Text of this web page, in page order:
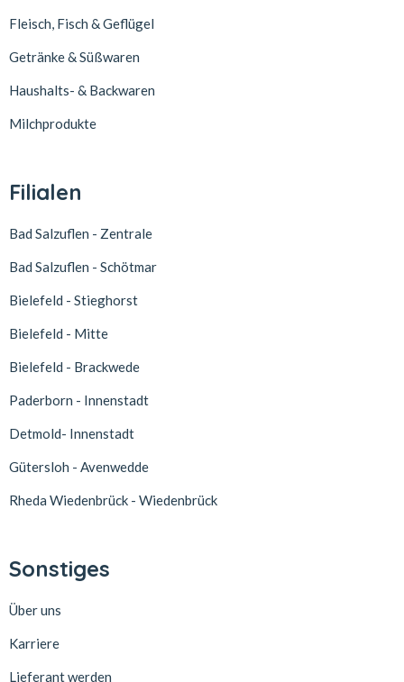
Fleisch, Fisch & Geflügel
Getränke & Süßwaren
Haushalts- & Backwaren
Milchprodukte
Filialen
Bad Salzuflen - Zentrale
Bad Salzuflen - Schötmar
Bielefeld - Stieghorst
Bielefeld - Mitte
Bielefeld - Brackwede
Paderborn - Innenstadt
Detmold- Innenstadt
Gütersloh - Avenwedde
Rheda Wiedenbrück - Wiedenbrück
Sonstiges
Über uns
Karriere
Lieferant werden